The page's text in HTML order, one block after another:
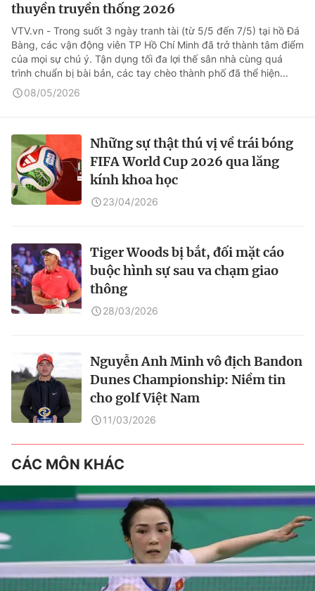
thuyền truyền thống 2026
VTV.vn - Trong suốt 3 ngày tranh tài (từ 5/5 đến 7/5) tại hồ Đá
Bàng, các vận động viên TP Hồ Chí Minh đã trở thành tâm điểm
của mọi sự chú ý. Tận dụng tối đa lợi thế sân nhà cùng quá
trình chuẩn bị bài bản, các tay chèo thành phố đã thể hiện...
08/05/2026
Những sự thật thú vị về trái bóng
FIFA World Cup 2026 qua lăng
kính khoa học
23/04/2026
Tiger Woods bị bắt, đối mặt cáo
buộc hình sự sau va chạm giao
thông
28/03/2026
Nguyễn Anh Minh vô địch Bandon
Dunes Championship: Niềm tin
cho golf Việt Nam
11/03/2026
CÁC MÔN KHÁC